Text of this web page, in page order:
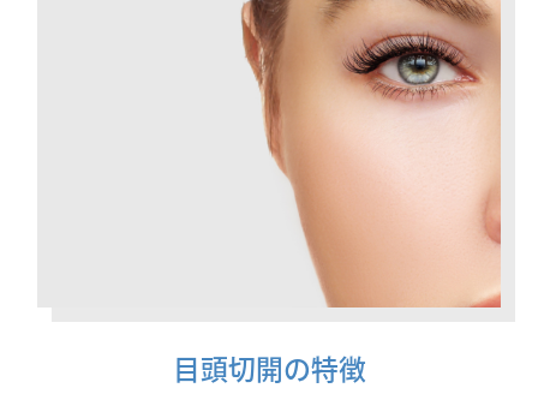
目頭切開の特徴